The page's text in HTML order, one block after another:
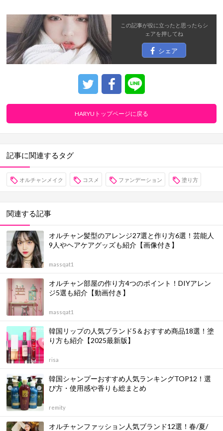
この記事が役に立ったと思ったらシ
ェアを押してね
シェア
HARYUトップページに戻る
記事に関連するタグ
オルチャンメイク コスメ ファンデーション 塗り方
関連する記事
オルチャン髪型のアレンジ27選と作り方6選！芸能人
9人やヘアケアグッズも紹介【画像付き】
massqat1
オルチャン部屋の作り方4つのポイント！DIYアレン
ジ5選も紹介【動画付き】
massqat1
韓国リップの人気ブランド5＆おすすめ商品18選！塗
り方も紹介【2025最新版】
risa
韓国シャンプーおすすめ人気ランキングTOP12！選
び方・使用感や香りも総まとめ
remity
オルチャンファッション人気ブランド12選！春/夏/